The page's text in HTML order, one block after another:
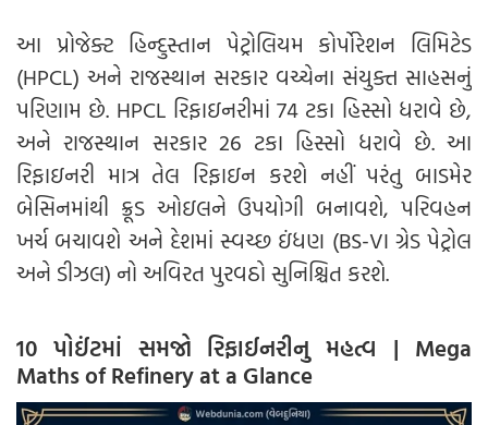
આ પ્રોજેક્ટ હિન્દુસ્તાન પેટ્રોલિયમ કોર્પોરેશન લિમિટેડ
(HPCL) અને રાજસ્થાન સરકાર વચ્ચેના સંયુક્ત સાહસનું
પરિણામ છે. HPCL રિફાઇનરીમાં 74 ટકા હિસ્સો ધરાવે છે,
અને રાજસ્થાન સરકાર 26 ટકા હિસ્સો ધરાવે છે. આ
રિફાઇનરી માત્ર તેલ રિફાઇન કરશે નહીં પરંતુ બાડમેર
બેસિનમાંથી ક્રૂડ ઓઇલને ઉપયોગી બનાવશે, પરિવહન
ખર્ચ બચાવશે અને દેશમાં સ્વચ્છ ઇંધણ (BS-VI ગ્રેડ પેટ્રોલ
અને ડીઝલ) નો અવિરત પુરવઠો સુનિશ્ચિત કરશે.
10 પોઈંટમાં સમજો રિફાઈનરીનુ મહત્વ | Mega
Maths of Refinery at a Glance